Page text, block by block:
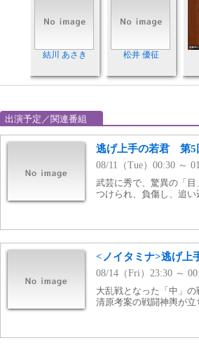
結川 あさき 松井 優征
出演予定／関連番組
逃げ上手の若君 第5
08/11（Tue）00:30 ～
武芸に秀で、驚異の「
つけられ、負傷し、追
<ノイタミナ>逃げ
08/14（Fri）23:30 ～
大乱戦となった「中」
清原考案の戦闘神輿が